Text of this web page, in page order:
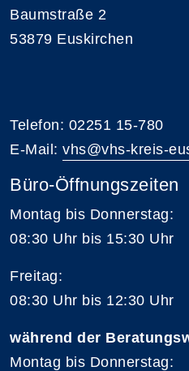
Baumstraße 2
53879 Euskirchen
Telefon: 02251 15-780
E-Mail: vhs@vhs-kreis-
Büro-Öffnungszeiten
Montag bis Donnerstag:
08:30 Uhr bis 15:30 Uhr
Freitag:
08:30 Uhr bis 12:30 Uhr
während der
Montag bis Donnerstag: